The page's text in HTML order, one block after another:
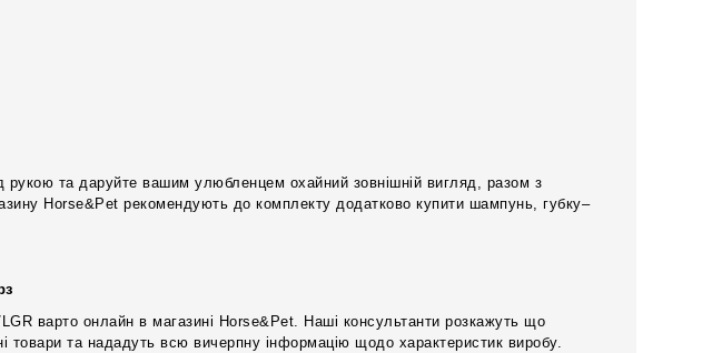
рукою та даруйте вашим улюбленцем охайний зовнішній вигляд, разом з
Horse&Pet рекомендують до комплекту додатково купити шампунь, губку–
варто онлайн в магазині Horse&Pet. Наші консультанти розкажуть що
товари та нададуть всю вичерпну інформацію щодо характеристик виробу.